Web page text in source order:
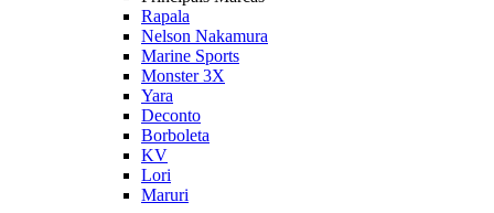
Rapala
Nelson Nakamura
Marine Sports
Monster 3X
Yara
Deconto
Borboleta
KV
Lori
Maruri